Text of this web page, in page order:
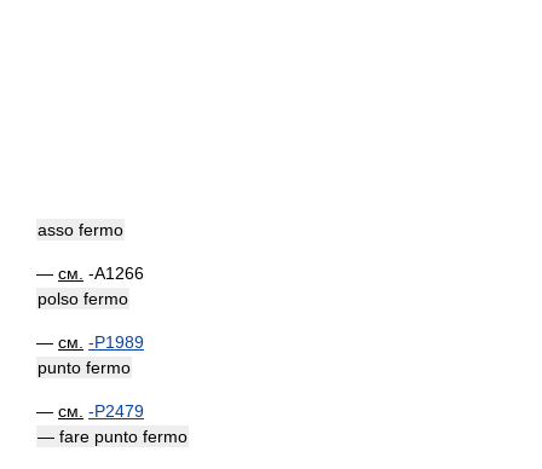
asso fermo
— см. -A1266
polso fermo
— см. -P1989
punto fermo
— см. -P2479
— fare punto fermo